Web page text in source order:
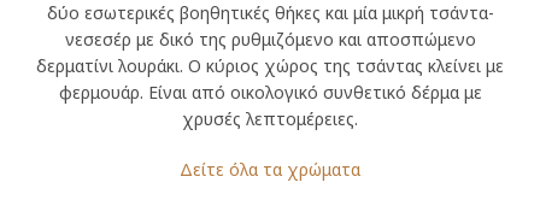
δύο εσωτερικές βοηθητικές θήκες και μία μικρή τσάντα-
νεσεσέρ με δικό της ρυθμιζόμενο και αποσπώμενο
δερματίνι λουράκι. Ο κύριος χώρος της τσάντας κλείνει με
φερμουάρ. Είναι από οικολογικό συνθετικό δέρμα με
χρυσές λεπτομέρειες.
Δείτε όλα τα χρώματα